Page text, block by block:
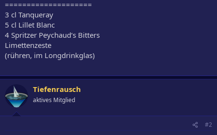
====================
3 cl Tanqueray
5 cl Lillet Blanc
4 Spritzer Peychaud‘s Bitters
Limettenzeste
(rühren, im Longdrinkglas)
Tiefenrausch
aktives Mitglied
#2